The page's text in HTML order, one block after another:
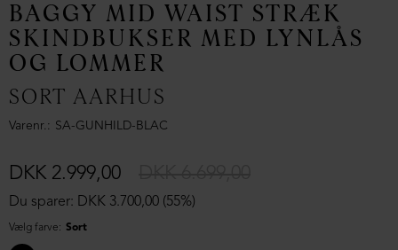
BAGGY MID WAIST STRÆK
SKINDBUKSER MED LYNLÅS
OG LOMMER
SORT AARHUS
Varenr. SA-GUNHILD-BLAC
Du sparer: DKK 3.700,00 (55%)
DKK 2.999,00
Vælg farve: Sort